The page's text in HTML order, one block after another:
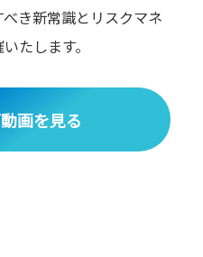
き新常識とリスクマネ
たします。
画を見る